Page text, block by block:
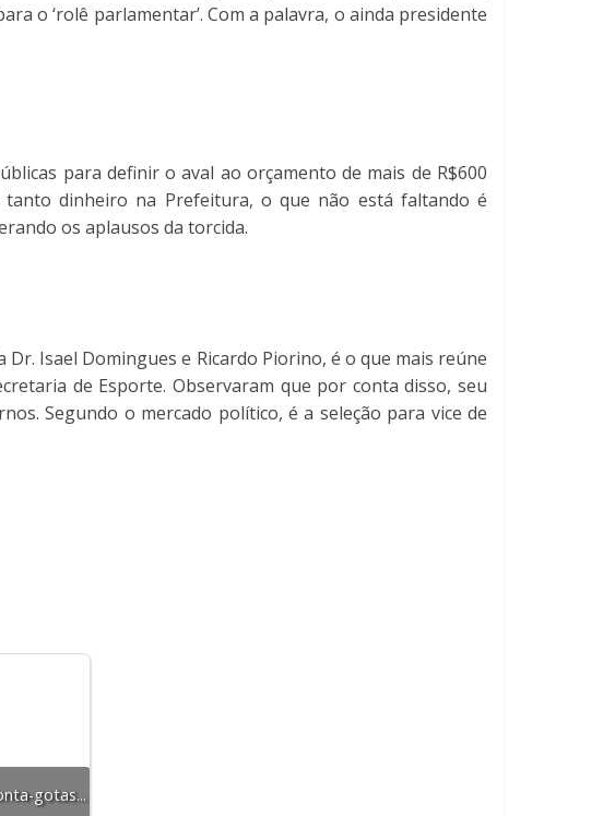
o ‘rolê parlamentar’. Com a palavra, o ainda presidente
para definir o aval ao orçamento de mais de R$600
dinheiro na Prefeitura, o que não está faltando é
os aplausos da torcida.
Isael Domingues e Ricardo Piorino, é o que mais reúne
de Esporte. Observaram que por conta disso, seu
Segundo o mercado político, é a seleção para vice de
gotas...